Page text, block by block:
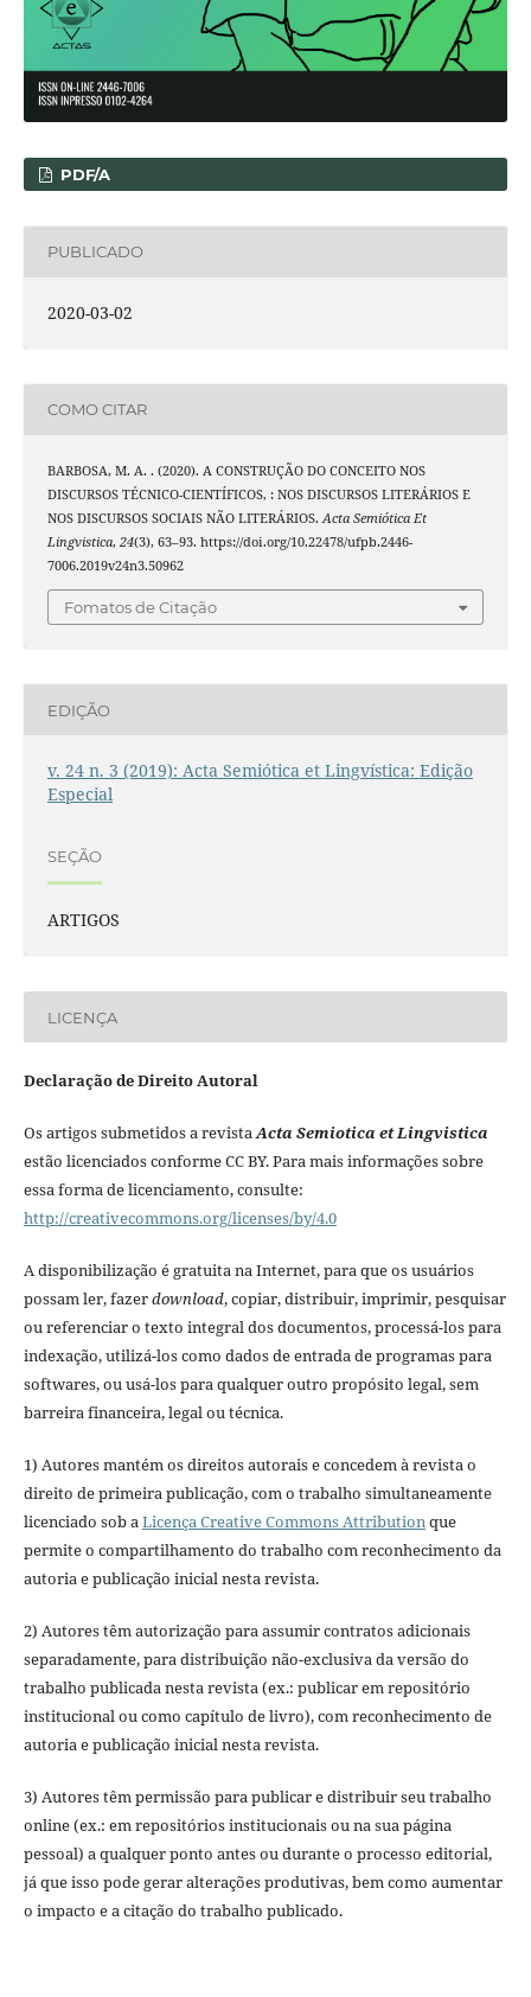
PDF/A
PUBLICADO
2020-03-02
COMO CITAR
BARBOSA, M. A. . (2020). A CONSTRUÇÃO DO CONCEITO NOS
DISCURSOS TÉCNICO-CIENTÍFICOS, : NOS DISCURSOS LITERÁRIOS E
NOS DISCURSOS SOCIAIS NÃO LITERÁRIOS. Acta Semiótica Et
Lingvistica, 24(3), 63–93. https://doi.org/10.22478/ufpb.2446-
7006.2019v24n3.50962
Fomatos de Citação
EDIÇÃO
v. 24 n. 3 (2019): Acta Semiótica et Lingvística: Edição
Especial
SEÇÃO
ARTIGOS
LICENÇA
Declaração de Direito Autoral
Os artigos submetidos a revistaActa Semiotica et Lingvistica
estão licenciados conforme CC BY. Para mais informações sobre
essa forma de licenciamento, consulte:
http://creativecommons.org/licenses/by/4.0
A disponibilização é gratuita na Internet, para que os usuários
possam ler, fazerdownload, copiar, distribuir, imprimir, pesquisar
ou referenciar o texto integral dos documentos, processá-los para
indexação, utilizá-los como dados de entrada de programas para
softwares, ou usá-los para qualquer outro propósito legal, sem
barreira financeira, legal ou técnica.
1) Autores mantém os direitos autorais e concedem à revista o
direito de primeira publicação, com o trabalho simultaneamente
licenciado sob aLicença Creative Commons Attributionque
permite o compartilhamento do trabalho com reconhecimento da
autoria e publicação inicial nesta revista.
2) Autores têm autorização para assumir contratos adicionais
separadamente, para distribuição não-exclusiva da versão do
trabalho publicada nesta revista (ex.: publicar em repositório
institucional ou como capítulo de livro), com reconhecimento de
autoria e publicação inicial nesta revista.
3) Autores têm permissão para publicar e distribuir seu trabalho
online (ex.: em repositórios institucionais ou na sua página
pessoal) a qualquer ponto antes ou durante o processo editorial,
já que isso pode gerar alterações produtivas, bem como aumentar
o impacto e a citação do trabalho publicado.